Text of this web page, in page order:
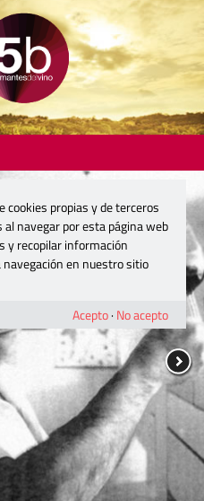
cookies propias y de terceros
navegar por esta página web
y recopilar información
en nuestro sitio
Acepto· No acepto